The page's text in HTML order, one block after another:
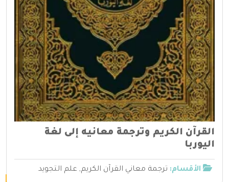
القرآن الكريم وترجمة معانيه إلى لغة
اليوربا
الأقسام: ترجمة معاني القرآن الكريم, علم التجويد